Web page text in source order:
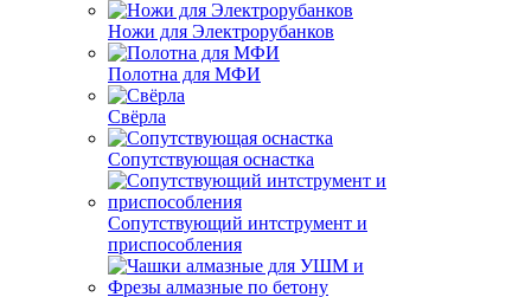
Ножи для Электрорубанков
Полотна для МФИ
Свёрла
Сопутствующая оснастка
Сопутствующий интструмент и
приспособления